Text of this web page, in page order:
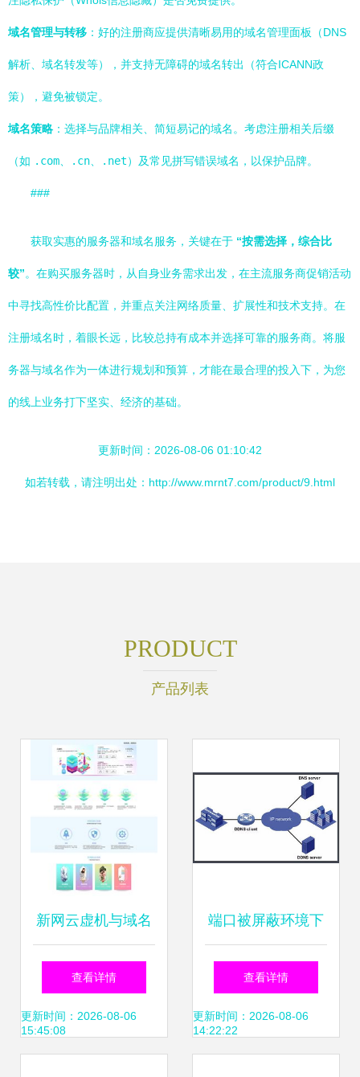
域名管理与转移 ：好的注册商应提供清晰易用的域名管理面板（DNS
解析、域名转发等），并支持无障碍的域名转出（符合ICANN政
策），避免被锁定。
域名策略 ：选择与品牌相关、简短易记的域名。考虑注册相关后缀
（如 .com .cn .net）及常见拼写错误域名，以保护品牌。
###
获取实惠的服务器和域名服务，关键在于 “按需选择，综合比
较”。在购买服务器时，从自身业务需求出发，在主流服务商促销活动
中寻找高性价比配置，并重点关注网络质量、扩展性和技术支持。在
注册域名时，着眼长远，比较总持有成本并选择可靠的服务商。将服
务器与域名作为一体进行规划和预算，才能在最合理的投入下，为您
的线上业务打下坚实、经济的基础。
更新时间：2026-08-06 01:10:42
如若转载，请注明出处：http://www.mrnt7.com/product/9.html
PRODUCT
产品列表
新网云虚机与域名
服务 构建互联网业
务的坚实起点
查看详情
更新时间：2026-08-06
15:45:08
端口被屏蔽环境下
花生壳动态域名服
务的应用与解决方
查看详情
更新时间：2026-08-06
14:22:22